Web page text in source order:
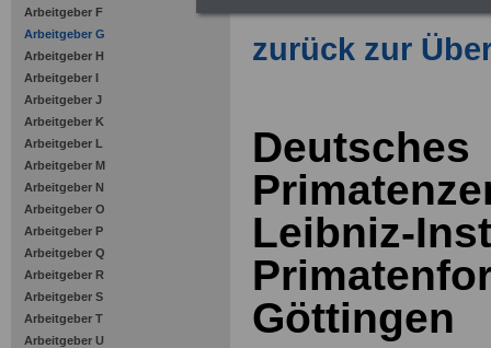
Arbeitgeber F
Arbeitgeber G
Arbeitgeber H
Arbeitgeber I
Arbeitgeber J
Arbeitgeber K
Arbeitgeber L
Arbeitgeber M
Arbeitgeber N
Arbeitgeber O
Arbeitgeber P
Arbeitgeber Q
Arbeitgeber R
Arbeitgeber S
Arbeitgeber T
Arbeitgeber U
zurück zur
Deutsches
Leibniz-
Göttingen